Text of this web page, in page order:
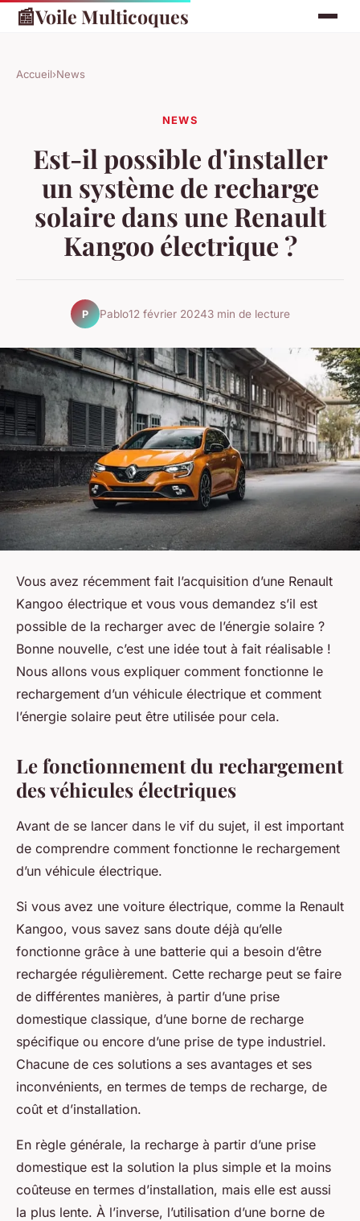
📰Voile Multicoques
Accueil›News
NEWS
Est-il possible d'installer
un système de recharge
solaire dans une Renault
Kangoo électrique ?
P Pablo12 février 20243 min de lecture
Vous avez récemment fait l’acquisition d’une Renault
Kangoo électrique et vous vous demandez s’il est
possible de la recharger avec de l’énergie solaire ?
Bonne nouvelle, c’est une idée tout à fait réalisable !
Nous allons vous expliquer comment fonctionne le
rechargement d’un véhicule électrique et comment
l’énergie solaire peut être utilisée pour cela.
Le fonctionnement du rechargement
des véhicules électriques
Avant de se lancer dans le vif du sujet, il est important
de comprendre comment fonctionne le rechargement
d’un véhicule électrique.
Si vous avez une voiture électrique, comme la Renault
Kangoo, vous savez sans doute déjà qu’elle
fonctionne grâce à une batterie qui a besoin d’être
rechargée régulièrement. Cette recharge peut se faire
de différentes manières, à partir d’une prise
domestique classique, d’une borne de recharge
spécifique ou encore d’une prise de type industriel.
Chacune de ces solutions a ses avantages et ses
inconvénients, en termes de temps de recharge, de
coût et d’installation.
En règle générale, la recharge à partir d’une prise
domestique est la solution la plus simple et la moins
coûteuse en termes d’installation, mais elle est aussi
la plus lente. À l’inverse, l’utilisation d’une borne de